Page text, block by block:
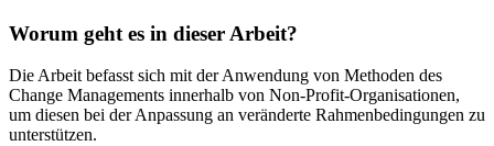
Worum geht es in dieser Arbeit?
Die Arbeit befasst sich mit der Anwendung von Methoden des
Change Managements innerhalb von Non-Profit-Organisationen,
um diesen bei der Anpassung an veränderte Rahmenbedingungen zu
unterstützen.